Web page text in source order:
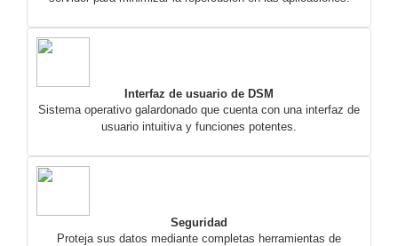
Interfaz de usuario de DSM
Sistema operativo galardonado que cuenta con una interfaz de
usuario intuitiva y funciones potentes.
Seguridad
Proteja sus datos mediante completas herramientas de